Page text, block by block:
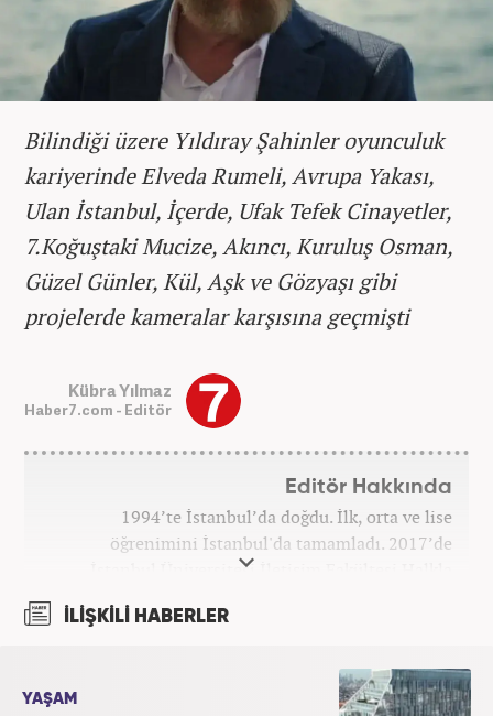
Bilindiği üzere Yıldıray Şahinler oyunculuk
kariyerinde Elveda Rumeli, Avrupa Yakası,
Ulan İstanbul, İçerde, Ufak Tefek Cinayetler,
7.Koğuştaki Mucize, Akıncı, Kuruluş Osman,
Güzel Günler, Kül, Aşk ve Gözyaşı gibi
projelerde kameralar karşısına geçmişti
Kübra Yılmaz
Haber7.com - Editör
Editör Hakkında
1994’te İstanbul’da doğdu. İlk, orta ve lise
öğrenimini İstanbul'da tamamladı. 2017’de
İstanbul Üniversitesi İletişim Fakültesi Halkla
2017’den beri Kanal7 Medya Grubu’na bağlı
etmektedir.
İLİŞKİLİ HABERLER
YAŞAM